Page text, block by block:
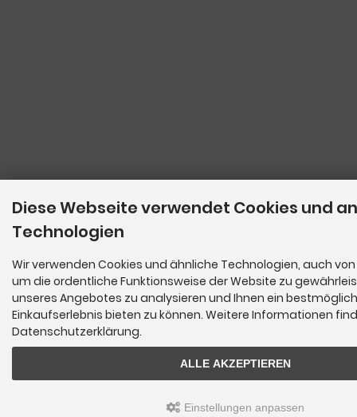
Diese Webseite verwendet Cookies und
Technologien
Wir verwenden Cookies und ähnliche Technologien, auch
um die ordentliche Funktionsweise der Website zu
unseres Angebotes zu analysieren und Ihnen ein
Einkaufserlebnis bieten zu können. Weitere Informationen
Datenschutzerklärung.
ALLE AKZEPTIEREN
Einstellungen anpassen